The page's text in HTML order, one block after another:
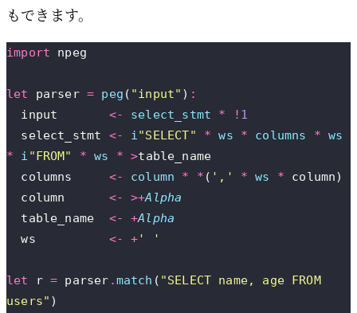
もできます。
import npeg
let parser = peg ( "input" ) :
  input
<- select_stmt * ! 1
  select_stmt
<- i "SELECT" * ws * columns *
* i "FROM" * ws * >table_name
  columns
<- column * * ( ' , ' * ws * column)
  column
<- >+Alpha
  table_name
<- +Alpha
  ws
<- +' '
let r = parser .match ( "SELECT name, age FROM
users" )